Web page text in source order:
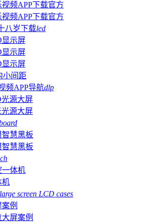
视频APP下载官方
视频APP下载官方
八岁下载led
显示屏
显示屏
显示屏
小间距
频APP导航dlp
源大屏
源大屏
慧黑板
智慧黑板
一体机
机
screen LCD cases
例
屏案例